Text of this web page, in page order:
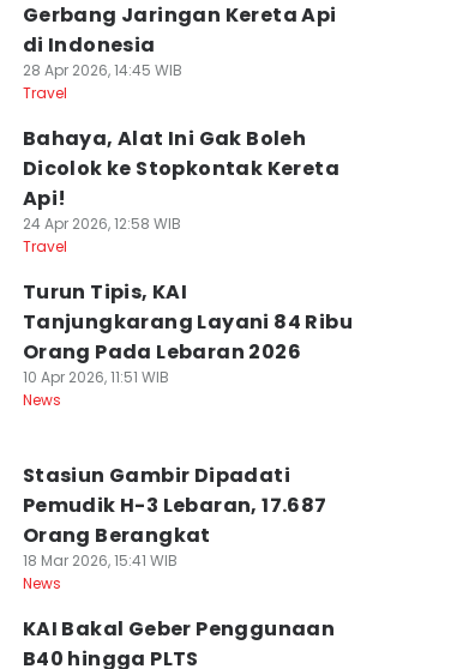
Gerbang Jaringan Kereta Api
di Indonesia
28 Apr 2026, 14:45 WIB
Travel
Bahaya, Alat Ini Gak Boleh
Dicolok ke Stopkontak Kereta
Api!
24 Apr 2026, 12:58 WIB
Travel
Turun Tipis, KAI
Tanjungkarang Layani 84 Ribu
Orang Pada Lebaran 2026
10 Apr 2026, 11:51 WIB
News
Stasiun Gambir Dipadati
Pemudik H-3 Lebaran, 17.687
Orang Berangkat
18 Mar 2026, 15:41 WIB
News
KAI Bakal Geber Penggunaan
B40 hingga PLTS